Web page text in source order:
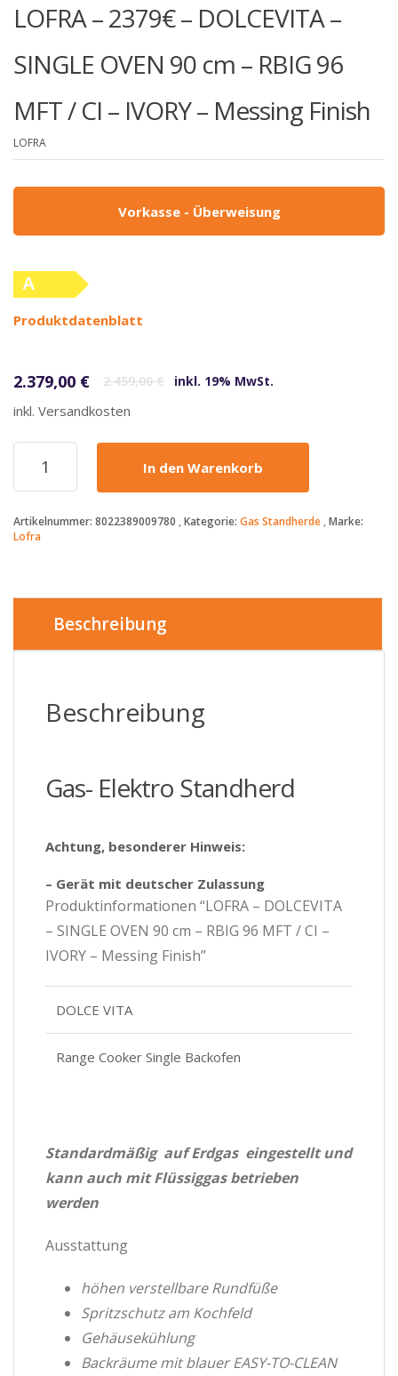
LOFRA – 2379€ – DOLCEVITA –
SINGLE OVEN 90 cm – RBIG 96
MFT / CI – IVORY – Messing Finish
LOFRA
Vorkasse - Überweisung
A
Produktdatenblatt
2.459,00€
2.379,00 € inkl. 19% MwSt.
inkl. Versandkosten
LOFRA
2379€
DOLCEVITA
-
90
RBIG
Menge
In den Warenkorb
Artikelnummer: 8022389009780 Kategorie: Gas Standherde Marke:
Lofra
Beschreibung
Beschreibung
Gas- Elektro Standherd
Achtung, besonderer Hinweis:
– Gerät mit deutscher Zulassung
Produktinformationen “LOFRA – DOLCEVITA
– SINGLE OVEN 90 cm – RBIG 96 MFT / CI –
IVORY – Messing Finish”
DOLCE VITA
Range Cooker Single Backofen
Standardmäßig auf Erdgas eingestellt und
kann auch mit Flüssiggas betrieben
werden
Ausstattung
höhen verstellbare Rundfüße
Spritzschutz am Kochfeld
Gehäusekühlung
Backräume mit blauer EASY-TO-CLEAN